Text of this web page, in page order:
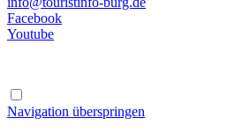
Facebook
Youtube
Navigation überspringen